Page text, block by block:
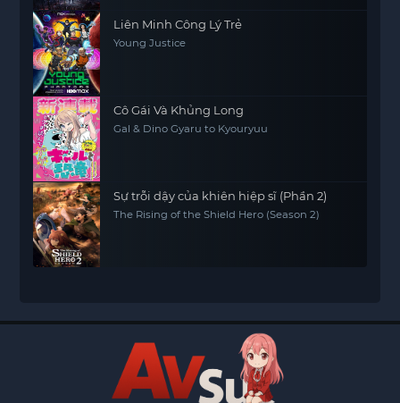
Liên Minh Công Lý Trẻ
Young Justice
Cô Gái Và Khủng Long
Gal & Dino Gyaru to Kyouryuu
Sự trỗi dậy của khiên hiệp sĩ (Phần 2)
The Rising of the Shield Hero (Season 2)